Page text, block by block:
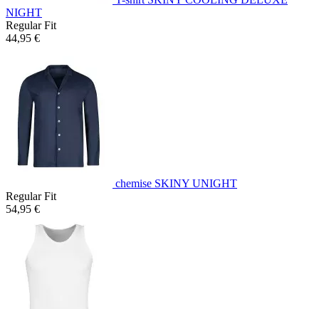
NIGHT
Regular Fit
44,95 €
chemise SKINY UNIGHT
Regular Fit
54,95 €